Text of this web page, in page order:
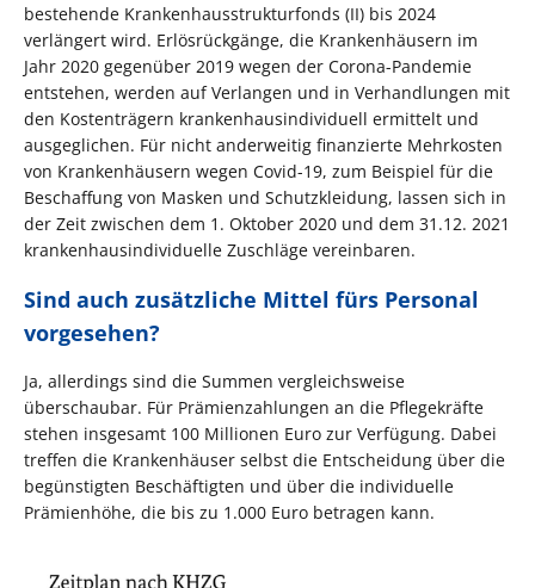
bestehende Krankenhausstrukturfonds (II) bis 2024
verlängert wird. Erlösrückgänge, die Krankenhäusern im
Jahr 2020 gegenüber 2019 wegen der Corona-Pandemie
entstehen, werden auf Verlangen und in Verhandlungen mit
den Kostenträgern krankenhausindividuell ermittelt und
ausgeglichen. Für nicht anderweitig finanzierte Mehrkosten
von Krankenhäusern wegen Covid-19, zum Beispiel für die
Beschaffung von Masken und Schutzkleidung, lassen sich in
der Zeit zwischen dem 1. Oktober 2020 und dem 31.12. 2021
krankenhausindividuelle Zuschläge vereinbaren.
Sind auch zusätzliche Mittel fürs Personal
vorgesehen?
Ja, allerdings sind die Summen vergleichsweise
überschaubar. Für Prämienzahlungen an die Pflegekräfte
stehen insgesamt 100 Millionen Euro zur Verfügung. Dabei
treffen die Krankenhäuser selbst die Entscheidung über die
begünstigten Beschäftigten und über die individuelle
Prämienhöhe, die bis zu 1.000 Euro betragen kann.